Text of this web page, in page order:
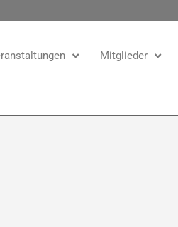
Mitglieder